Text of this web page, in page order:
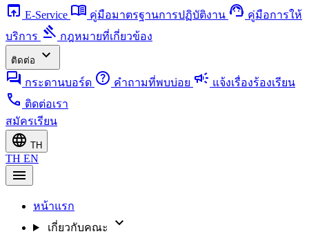
open_in_browser E-Service menu_book คู่มือมาตรฐานการปฏิบัติงาน support_agent คู่มือการให้
บริการ gavel กฎหมายที่เกี่ยวข้อง
ติดต่อ
expand_more
forum กระดานบอร์ด help คำถามที่พบบ่อย campaign แจ้งเรื่องร้องเรียน
call ติดต่อเรา
สมัครเรียน
language TH
TH EN
menu
หน้าแรก
เกี่ยวกับคณะ
expand_more